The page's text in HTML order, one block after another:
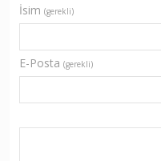
İsim (gerekli)
E-Posta (gerekli)